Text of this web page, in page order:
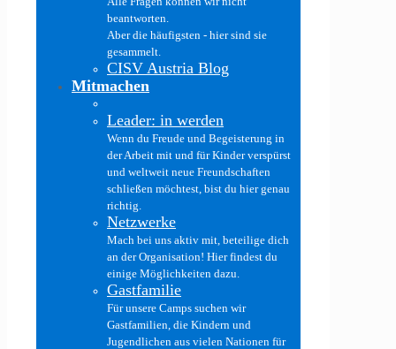
beantworten.
Aber die häufigsten - hier sind sie
gesammelt.
CISV Austria Blog
Mitmachen
Leader: in werden
Wenn du Freude und Begeisterung in
der Arbeit mit und für Kinder verspürst
und weltweit neue Freundschaften
schließen möchtest, bist du hier genau
richtig.
Netzwerke
Mach bei uns aktiv mit, beteilige dich
an der Organisation! Hier findest du
einige Möglichkeiten dazu.
Gastfamilie
Für unsere Camps suchen wir
Gastfamilien, die Kindern und
Jugendlichen aus vielen Nationen für